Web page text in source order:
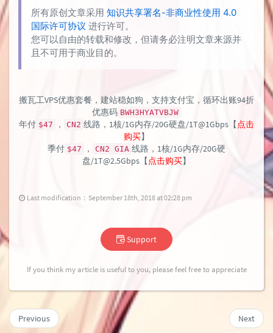
所有原创文章采用 知识共享署名-非商业性使用 4.0
国际许可协议 进行许可。
您可以自由的转载和修改，但请务必注明文章来源并
且不可用于商业目的。
搬瓦工VPS优惠套餐，建站稳如狗，支持支付宝，循环出账94折
优惠码 BWH3HYATVBJW
年付 $47 ， CN2 线路，1核/1G内存/20G硬盘/1T@1Gbps【点击
购买】
季付 $47 ， CN2 GIA 线路，1核/1G内存/20G硬
盘/1T@2.5Gbps【点击购买】
Last modification：September 18th, 2018 at 02:28 pm
Support
If you think my article is useful to you, please feel free to appreciate
Next
Previous